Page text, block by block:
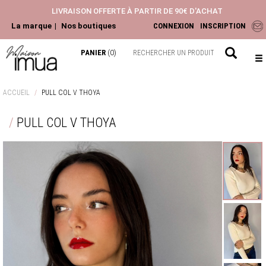
LIVRAISON OFFERTE À PARTIR DE 90€ D'ACHAT
La marque
Nos boutiques CONNEXION INSCRIPTION
PANIER (0)
HAUTS
PANTALONS ET JEANS
ROBES ET JUPES
LA COLLECTION
CHEMISIERS & BLOUSES
TOPS & T-SHIRTS
GILETS & PULLS
JEANS & PANTALONS
VESTES
ACCUEIL PULL COL V THOYA
PULL COL V THOYA